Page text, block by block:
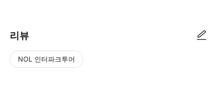
리뷰
NOL 인터파크투어